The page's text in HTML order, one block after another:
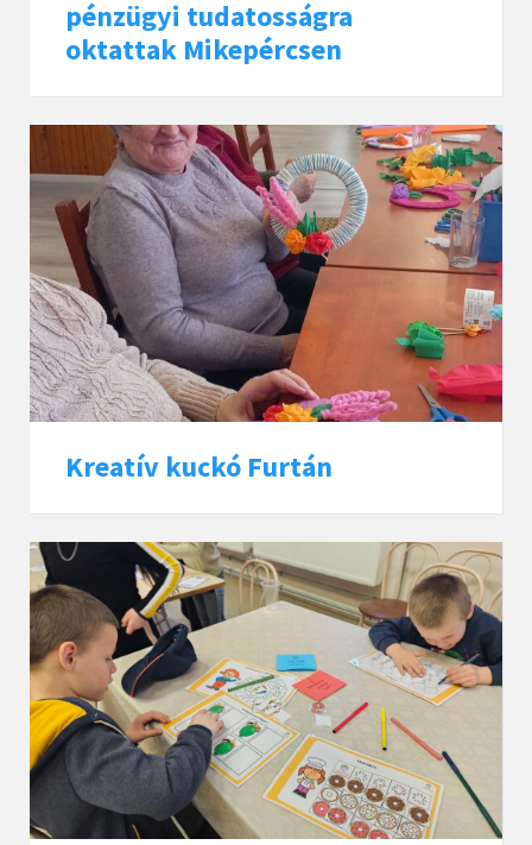
pénzügyi tudatosságra
oktattak Mikepércsen
Kreatív kuckó Furtán